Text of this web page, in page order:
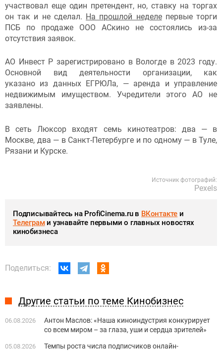
участвовал еще один претендент, но, ставку на торгах
он так и не сделал. На прошлой неделепервые торги
ПСБ по продаже ООО АСкино не состоялись из-за
отсутствия заявок.
АО Инвест Р зарегистрировано в Вологде в 2023 году.
Основной вид деятельности организации, как
указано из данных ЕГРЮЛа, — аренда и управление
недвижимым имуществом. Учредители этого АО не
заявлены.
В сеть Люксор входят семь кинотеатров: два — в
Москве, два — в Санкт-Петербурге и по одному — в Туле,
Рязани и Курске.
Источник фотографий:
Pexels
Подписывайтесь на ProfiCinema.ru в ВКонтакте и
Телеграми узнавайте первыми о главных новостях
кинобизнеса
Поделиться:
Другие статьи по теме Кинобизнес
06.08.2026
Антон Маслов: «Наша киноиндустрия конкурирует
со всем миром – за глаза, уши и сердца зрителей»
05.08.2026
Темпы роста числа подписчиков онлайн-